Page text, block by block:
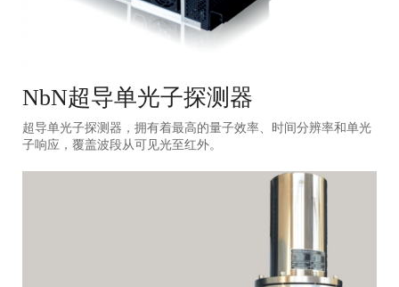
NbN超导单光子探测器
超导单光子探测器，拥有着最高的量子效率、时间分辨率和单光
子响应，覆盖波段从可见光至红外。